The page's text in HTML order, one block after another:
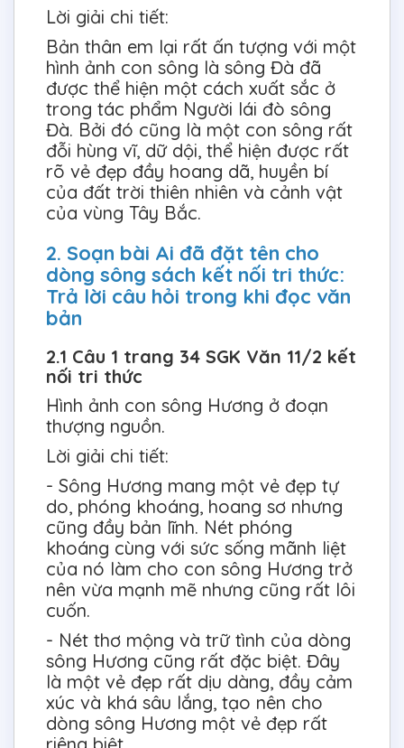
Lời giải chi tiết:
Bản thân em lại rất ấn tượng với một
hình ảnh con sông là sông Đà đã
được thể hiện một cách xuất sắc ở
trong tác phẩm Người lái đò sông
Đà. Bởi đó cũng là một con sông rất
đỗi hùng vĩ, dữ dội, thể hiện được rất
rõ vẻ đẹp đầy hoang dã, huyền bí
của đất trời thiên nhiên và cảnh vật
của vùng Tây Bắc.
2. Soạn bài Ai đã đặt tên cho
dòng sông sách kết nối tri thức:
Trả lời câu hỏi trong khi đọc văn
bản
2.1 Câu 1 trang 34 SGK Văn 11/2 kết
nối tri thức
Hình ảnh con sông Hương ở đoạn
thượng nguồn.
Lời giải chi tiết:
- Sông Hương mang một vẻ đẹp tự
do, phóng khoáng, hoang sơ nhưng
cũng đầy bản lĩnh. Nét phóng
khoáng cùng với sức sống mãnh liệt
của nó làm cho con sông Hương trở
nên vừa mạnh mẽ nhưng cũng rất lôi
cuốn.
- Nét thơ mộng và trữ tình của dòng
sông Hương cũng rất đặc biệt. Đây
là một vẻ đẹp rất dịu dàng, đầy cảm
xúc và khá sâu lắng, tạo nên cho
dòng sông Hương một vẻ đẹp rất